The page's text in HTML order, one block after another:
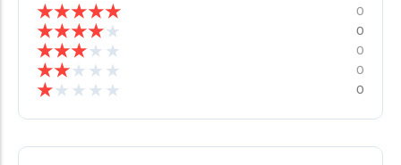
★★★★★ 0
★★★★★ 0
★★★★ ★ 0
★★★ ★ ★ 0
★★ ★ ★ ★ 0